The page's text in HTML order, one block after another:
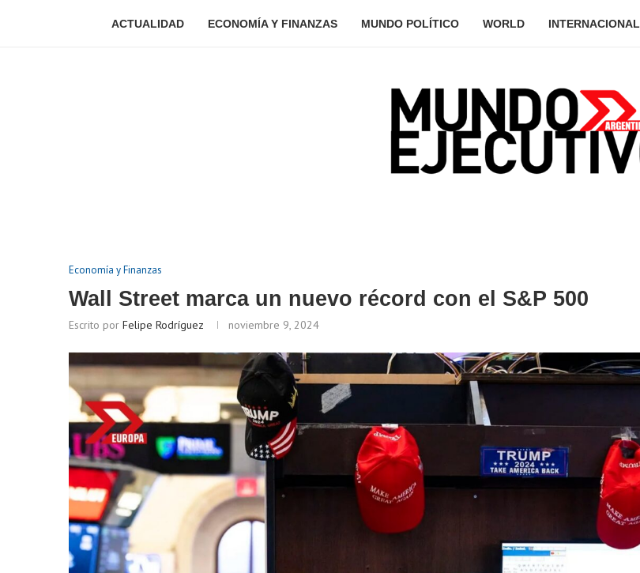
ACTUALIDAD ECONOMÍA Y FINANZAS MUNDO POLÍTICO WORLD INTERNACIONAL
Economía y Finanzas
Wall Street marca un nuevo récord con el S&P 500
Escrito por Felipe Rodríguez noviembre 9, 2024